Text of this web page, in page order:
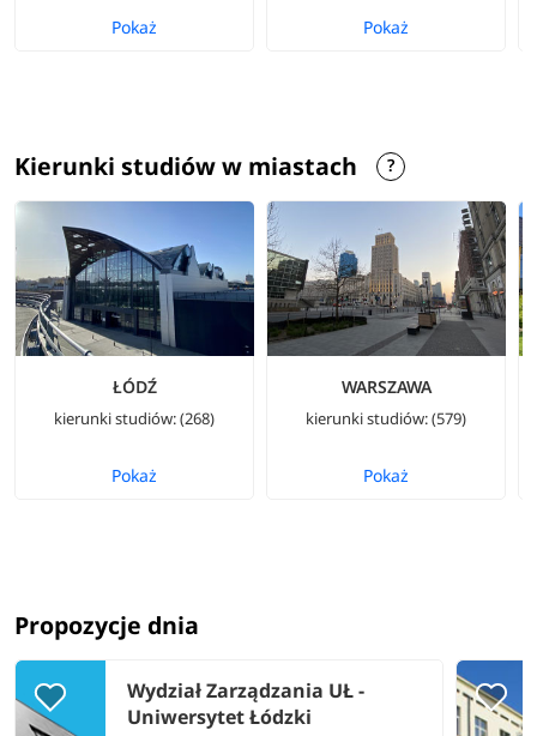
Pokaż Pokaż
Kierunki studiów w miastach
ŁÓDŹ
kierunki studiów: (268)
Pokaż
WARSZAWA
kierunki studiów: (579)
Pokaż
Propozycje dnia
Wydział Zarządzania UŁ -
Uniwersytet Łódzki